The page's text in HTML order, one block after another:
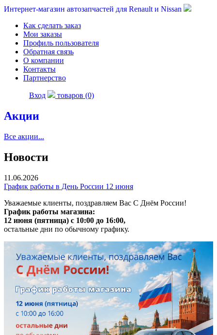
Интернет-магазин автозапчастей для Renault и Nissan
Как сделать заказ
Мои заказы
Профиль пользователя
Обратная связь
О компании
Контакты
Партнерство
Вход товаров (0)
Акции
Все акции...
Новости
11.06.2026
График работы в День России 12 июня
Уважаемые клиенты, поздравляем Вас С Днём России!
График работы магазина:
12 июня (пятница) с 10:00 до 16:00,
остальные дни по обычному графику.